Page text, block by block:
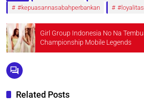
#kepuasannasabahperbankan
Girl Group Indonesia No Na
Championship Mobile Legends
Related Posts